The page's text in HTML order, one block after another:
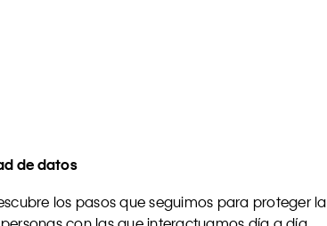
de datos
los pasos que seguimos para proteger la